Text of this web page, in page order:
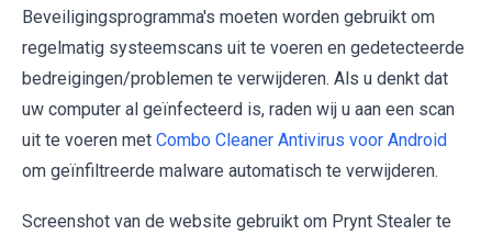
Beveiligingsprogramma's moeten worden gebruikt om
regelmatig systeemscans uit te voeren en gedetecteerde
bedreigingen/problemen te verwijderen. Als u denkt dat
uw computer al geïnfecteerd is, raden wij u aan een scan
uit te voeren met Combo Cleaner Antivirus voor Android
om geïnfiltreerde malware automatisch te verwijderen.
Screenshot van de website gebruikt om Prynt Stealer te